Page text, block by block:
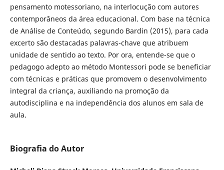
pensamento motessoriano, na interlocução com autores
contemporâneos da área educacional. Com base na técnica
de Análise de Conteúdo, segundo Bardin (2015), para cada
excerto são destacadas palavras-chave que atribuem
unidade de sentido ao texto. Por ora, entende-se que o
pedagogo adepto ao método Montessori pode se beneficiar
com técnicas e práticas que promovem o desenvolvimento
integral da criança, auxiliando na promoção da
autodisciplina e na independência dos alunos em sala de
aula.
Biografia do Autor